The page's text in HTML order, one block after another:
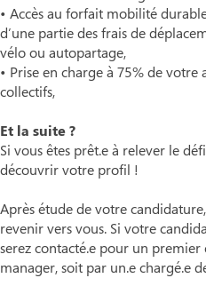
• Accès au forfait mobilité
d’une partie des frais de
vélo ou autopartage,
• Prise en charge à 75% de
collectifs,
Et la suite ?
Si vous êtes prêt.e à relever le
découvrir votre profil !
Après étude de votre
revenir vers vous. Si votre
serez contacté.e pour un
manager, soit par un.e chargé.e